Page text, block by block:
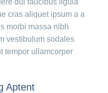
cras aliquet ipsum a a
morbi massa nibh
vestibulum sodales
tempor ullamcorper
Aptent